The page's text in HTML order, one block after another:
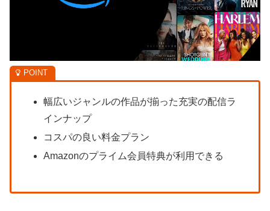
幅広いジャンルの作品が揃った充実の配信ラ
インナップ
コスパの良い料金プラン
Amazonのプライム会員特典が利用できる